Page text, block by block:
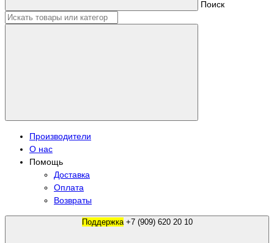
Поиск
Производители
О нас
Помощь
Доставка
Оплата
Возвраты
Поддержка +7 (909) 620 20 10